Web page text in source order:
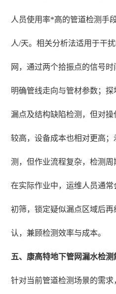
人员使用率*高的管道检测手
人/天。相关分析法适用于干
网，通过两个拾振点的信号
明确管线走向与管材参数；
漏点及结构缺陷检测，但对
较高，设备成本也相对更高
测，但作业流程复杂，检测周
在实际作业中，运维人员通
初筛，锁定疑似漏点区域后
认，兼顾检测效率与成本。
五、康高特地下管网漏水检测
针对当前管道检测场景的需求